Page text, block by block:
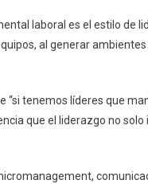
laboral es el estilo de
al generar
“si tenemos líderes que
que el liderazgo no